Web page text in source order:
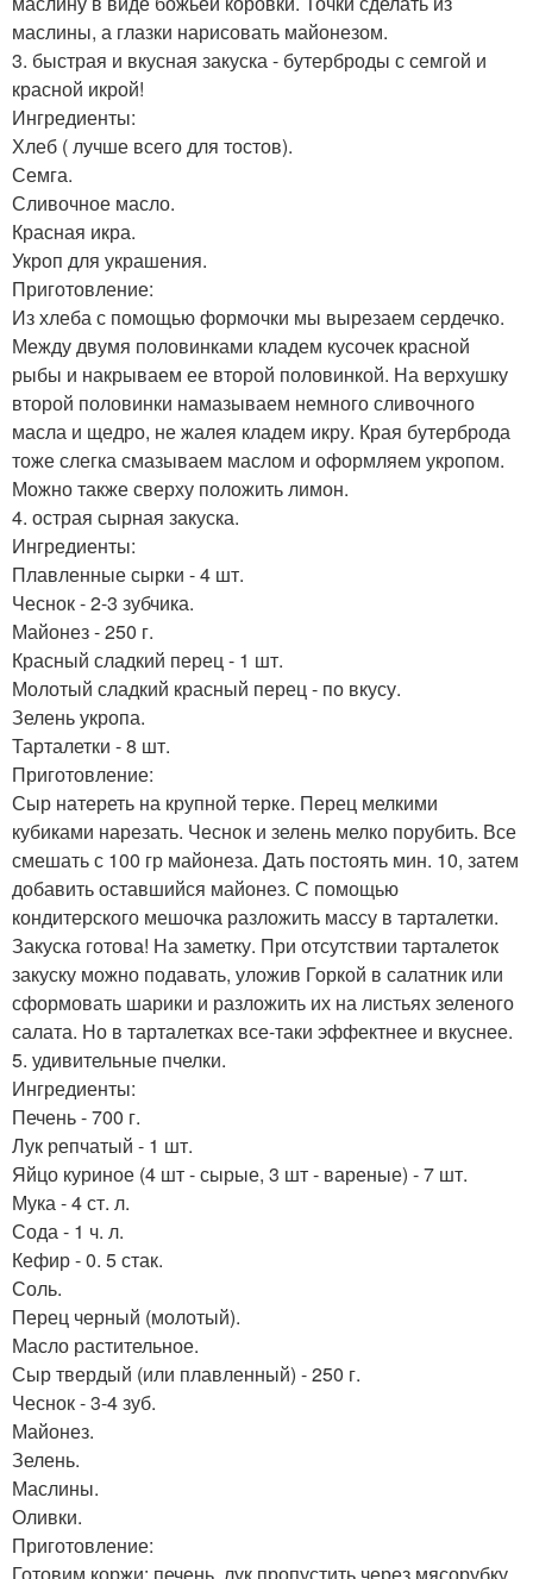
маслины, а глазки нарисовать майонезом.
3. быстрая и вкусная закуска - бутерброды с семгой и
красной икрой!
Ингредиенты:
Хлеб ( лучше всего для тостов).
Семга.
Сливочное масло.
Красная икра.
Укроп для украшения.
Приготовление:
Из хлеба с помощью формочки мы вырезаем сердечко.
Между двумя половинками кладем кусочек красной
рыбы и накрываем ее второй половинкой. На верхушку
второй половинки намазываем немного сливочного
масла и щедро, не жалея кладем икру. Края бутерброда
тоже слегка смазываем маслом и оформляем укропом.
Можно также сверху положить лимон.
4. острая сырная закуска.
Ингредиенты:
Плавленные сырки - 4 шт.
Чеснок - 2-3 зубчика.
Майонез - 250 г.
Красный сладкий перец - 1 шт.
Молотый сладкий красный перец - по вкусу.
Зелень укропа.
Тарталетки - 8 шт.
Приготовление:
Сыр натереть на крупной терке. Перец мелкими
кубиками нарезать. Чеснок и зелень мелко порубить. Все
смешать с 100 гр майонеза. Дать постоять мин. 10, затем
добавить оставшийся майонез. С помощью
кондитерского мешочка разложить массу в тарталетки.
Закуска готова! На заметку. При отсутствии тарталеток
закуску можно подавать, уложив Горкой в салатник или
сформовать шарики и разложить их на листьях зеленого
салата. Но в тарталетках все-таки эффектнее и вкуснее.
5. удивительные пчелки.
Ингредиенты:
Печень - 700 г.
Лук репчатый - 1 шт.
Яйцо куриное (4 шт - сырые, 3 шт - вареные) - 7 шт.
Мука - 4 ст. л.
Сода - 1 ч. л.
Кефир - 0. 5 стак.
Соль.
Перец черный (молотый).
Масло растительное.
Сыр твердый (или плавленный) - 250 г.
Чеснок - 3-4 зуб.
Майонез.
Зелень.
Маслины.
Оливки.
Приготовление: